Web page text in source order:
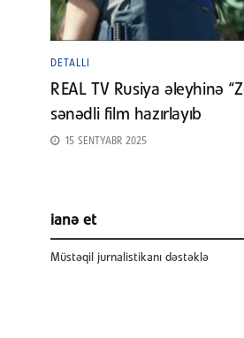
DETALLI
REAL TV Rusiya əleyhinə
sənədli film hazırlayıb
15 SENTYABR 2025
ianə et
Müstəqil jurnalistikanı dəstəklə